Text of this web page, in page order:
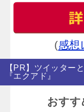
(感想
【PR】ツイッター
『エクアド』
おすす